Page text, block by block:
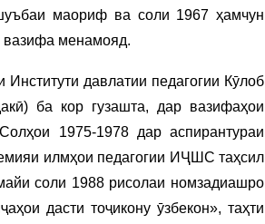
маориф ва соли 1967 ҳамчун
вазифа менамояд.
давлатии педагогии Кӯлоб
ба кор гузашта, дар вазифаҳои
1975-1978 дар аспирантураи
илмҳои педагогии ИҶШС таҳсил
соли 1988 рисолаи номзадиашро
дасти тоҷикону ӯзбекон», таҳти